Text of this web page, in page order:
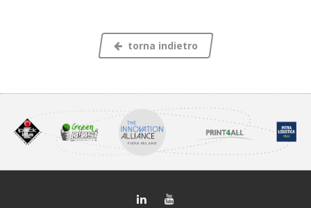
torna indietro